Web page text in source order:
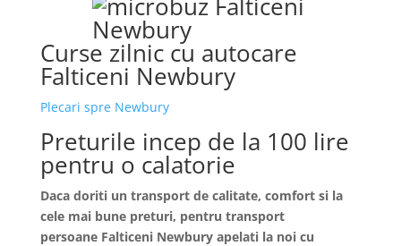
Curse zilnic cu autocare
Falticeni Newbury
Plecari spre Newbury
Preturile incep de la 100 lire
pentru o calatorie
Daca doriti un transport de calitate, comfort si la
cele mai bune preturi, pentru transport
persoane Falticeni Newbury apelati la noi cu